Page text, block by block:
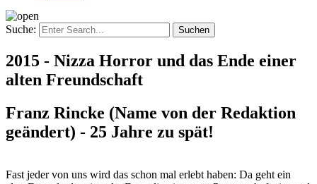
Suche:
2015 - Nizza Horror und das Ende einer
alten Freundschaft
Franz Rincke (Name von der Redaktion
geändert) - 25 Jahre zu spät!
Fast jeder von uns wird das schon mal erlebt haben: Da geht ein